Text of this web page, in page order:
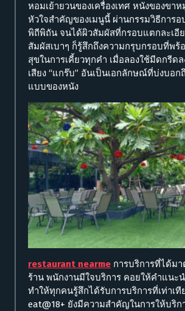
หอมเย้ายวนของเครื่องเทศ หนังของขา
หัวใจสำคัญของเมนูนี้ ผ่านกรรมวิธีการ
พิถีพิถัน จนได้ผิวสัมผัสที่กรอบแตกละเอี
สัมผัสเบาๆ ก็รู้สึกถึงความกรุบกรอบที่พร้
สุขในการเคี้ยวทุกคำ เมื่อลองใช้มีดกรีด
เสียง “แกร๊บ” อันเป็นเอกลักษณ์ที่บ่งบอ
แบบของหนัง
restaurant nearme การบริการที่ได้ม
ร้าน พนักงานมีใจบริการ คอยให้คำแนะ
ทำให้ทุกคนรู้สึกได้รับการบริการที่เท่าเ
eat@18+ ยังมีความสำคัญในการให้บริก